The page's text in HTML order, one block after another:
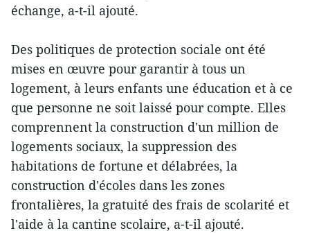
échange, a-t-il ajouté.
Des politiques de protection sociale ont été
mises en œuvre pour garantir à tous un
logement, à leurs enfants une éducation et à ce
que personne ne soit laissé pour compte. Elles
comprennent la construction d'un million de
logements sociaux, la suppression des
habitations de fortune et délabrées, la
construction d'écoles dans les zones
frontalières, la gratuité des frais de scolarité et
l'aide à la cantine scolaire, a-t-il ajouté.